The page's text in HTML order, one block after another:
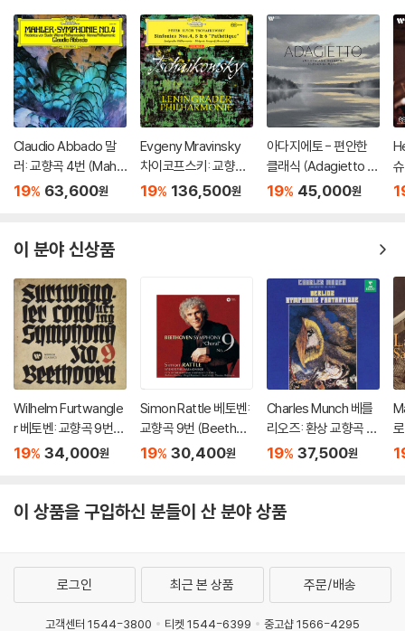
Claudio Abbado 말
러: 교향곡 4번 (Mahle
r: Symphony No. 4)
19% 63,600원
Evgeny Mravinsky
차이코프스키: 교향곡
4, 5, 6번 '비창' (Tchai
19% 136,500원
아다지에토 - 편안한
클래식 (Adagietto -
Smooth & Relaxing
19% 45,000원
이 분야 신상품
Wilhelm Furtwangle
r 베토벤: 교향곡 9번
(Beethoven: Symph
19% 34,000원
Simon Rattle 베토벤:
교향곡 9번 (Beethov
en: Symphony No.
19% 30,400원
Charles Munch 베를
리오즈: 환상 교향곡 (B
erlioz: Symphonie F
19% 37,500원
이 상품을 구입하신 분들이 산 분야 상품
로그인 최근 본 상품 주문/배송
고객센터 1544-3800 티켓 1544-6399 중고샵 1566-4295